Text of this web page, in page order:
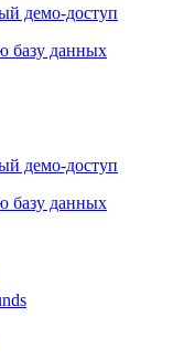
базу данных
базу данных